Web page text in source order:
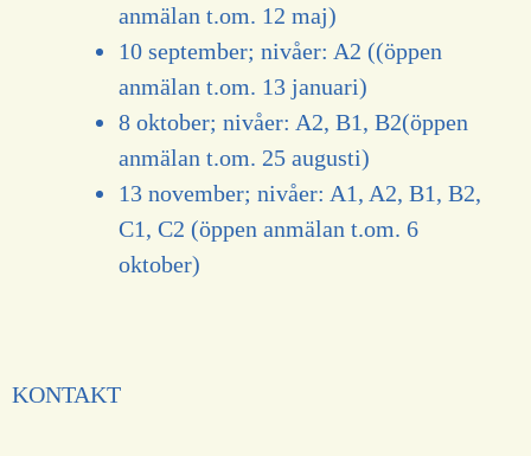
anmälan t.om. 12 maj)
10 september; nivåer: A2 ((öppen
anmälan t.om. 13 januari)
8 oktober; nivåer: A2, B1, B2(öppen
anmälan t.om. 25 augusti)
13 november; nivåer: A1, A2, B1, B2,
C1, C2 (öppen anmälan t.om. 6
oktober)
KONTAKT